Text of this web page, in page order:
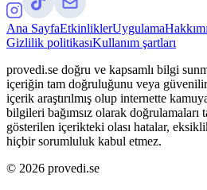
Ana SayfaEtkinliklerUygulama
Gizlilik politikasıKullanım şartları
provedi.se doğru ve kapsamlı bilgi
içeriğin tam doğruluğunu veya
içerik araştırılmış olup internette
bilgileri bağımsız olarak doğrulamaları
gösterilen içerikteki olası hatalar,
hiçbir sorumluluk kabul etmez.
© 2026 provedi.se